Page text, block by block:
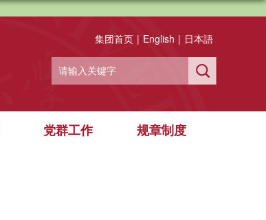
集团首页 | English | 日本語
党群工作 规章制度